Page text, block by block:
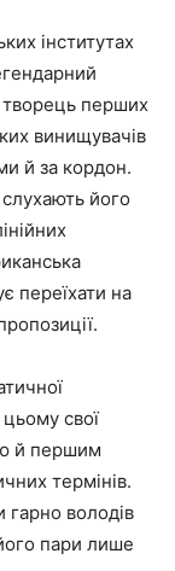
інститутах
творець перших
винищувачів
й за кордон.
його
переїхати на
свої
й першим
термінів.
гарно володів
пари лише